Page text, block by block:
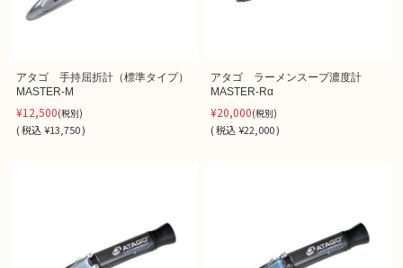
アタゴ 手持屈折計（標準タイプ）
MASTER-M
¥12,500(税別)
(税込¥13,750 )
アタゴ ラーメンスープ濃度計
MASTER-Rα
¥20,000(税別)
(税込 ¥22,000 )